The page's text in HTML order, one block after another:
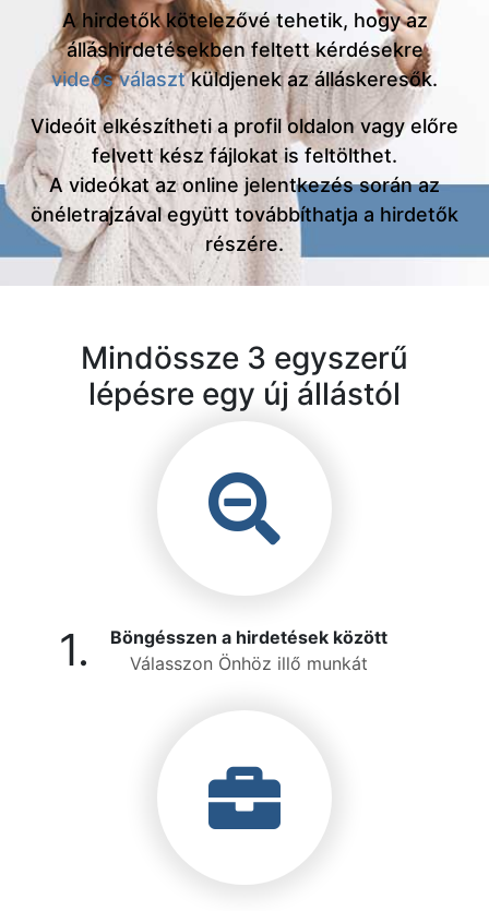
A hirdetők kötelezővé tehetik, hogy az
álláshirdetésekben feltett kérdésekre
videós választküldjenek az álláskeresők.
Videóit elkészítheti a profil oldalon vagy előre
felvett kész fájlokat is feltölthet.
A videókat az online jelentkezés során az
önéletrajzával együtt továbbíthatja a hirdetők
részére.
Mindössze 3 egyszerű
lépésre egy új állástól
1.
Böngésszen a hirdetések között
Válasszon Önhöz illő munkát